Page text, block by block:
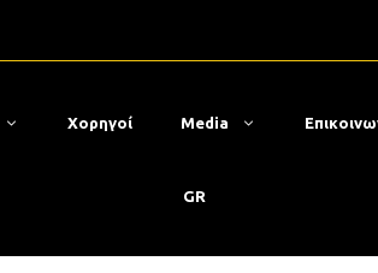
Χορηγοί Media
GR